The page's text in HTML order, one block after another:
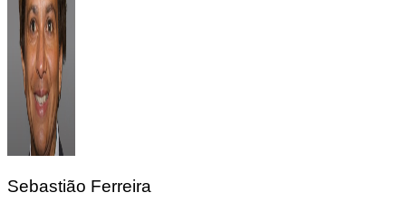
Sebastião Ferreira